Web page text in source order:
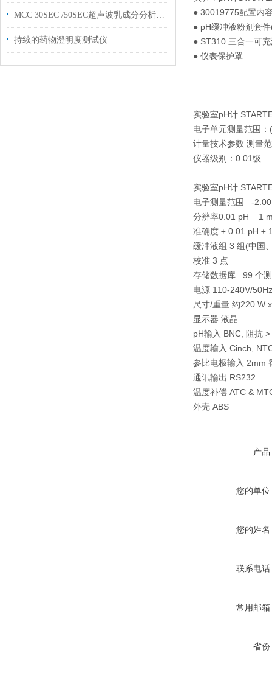
MCC 30SEC /50SEC超声波乳成分分析仪体积参数指标
持续的药物澄明度测试仪
● 30019775配置内
● pH缓冲液粉剂套
● ST310 三合一可
● 仪表保护罩
实验室pH计
电子单元测量范围
计量技术参数 测量
仪器级别：0.01级
实验室pH计
电子测量范围 -
分辨率0.01 pH 1
准确度 ± 0.01 pH ±
缓冲液组 3 组(中国
校准 3 点
存储数据库 99 个
电源 110-240V/
尺寸/重量 约220 W
显示器 液晶
pH输入 BNC, 阻抗
温度输入 Cinch,
参比电极输入 2mm
通讯输出 RS232
温度补偿 ATC &
外壳 ABS
产品
您的单位
您的姓名
联系电话
常用邮箱
省份